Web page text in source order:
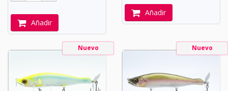
Añadir
Añadir
Nuevo Nuevo